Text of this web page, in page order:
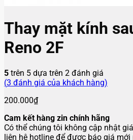
Thay mặt kính
Reno 2F
5 trên 5 dựa trên 2 đánh giá
(3 đánh giá của khách hàng)
200.000₫
Cam kết hàng zin chính hãng
Có thể chúng tôi không cập nhật
liên hệ hotline để được báo giá mới